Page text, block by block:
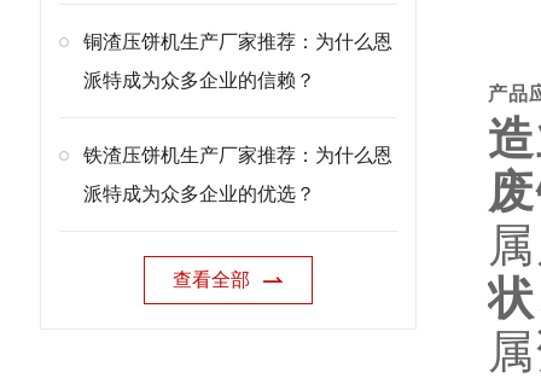
铜渣压饼机生产厂家推荐：为什么恩
派特成为众多企业的信赖？
铁渣压饼机生产厂家推荐：为什么恩
派特成为众多企业的优选？
查看全部
产品
废